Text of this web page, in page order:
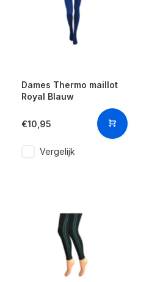
Dames Thermo maillot
Royal Blauw
€10,95
Vergelijk